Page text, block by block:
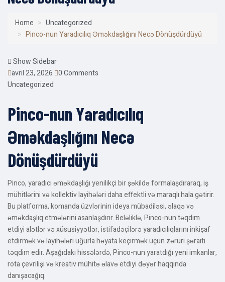
Home
Uncategorized
Pinco-nun Yaradıcılıq Əməkdaşlığını Necə Dönüşdürdüyü
Show Sidebar
avril 23, 2026 0 Comments
Uncategorized
Pinco-nun Yaradıcılıq
Əməkdaşlığını Necə
Dönüşdürdüyü
Pinco, yaradıcı əməkdaşlığı yenilikçi bir şəkildə formalaşdıraraq, iş
mühitlərini və kollektiv layihələri daha effektli və maraqlı hala gətirir.
Bu platforma, komanda üzvlərinin ideya mübadiləsi, əlaqə və
əməkdaşlıq etmələrini asanlaşdırır. Beləliklə, Pinco-nun təqdim
etdiyi alətlər və xüsusiyyətlər, istifadəçilərə yaradıcılıqlarını inkişaf
etdirmək və layihələri uğurla həyata keçirmək üçün zəruri şəraiti
təqdim edir. Aşağıdakı hissələrdə, Pinco-nun yaratdığı yeni imkanlar,
rota çevrilişi və kreativ mühitə əlavə etdiyi dəyər haqqında
danışacağıq.